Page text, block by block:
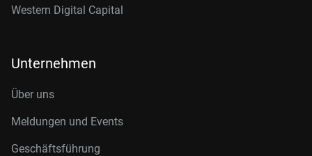
Western Digital Capital
Unternehmen
Über uns
Meldungen und Events
Geschäftsführung